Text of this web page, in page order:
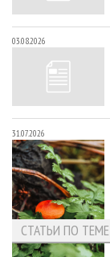
03.08.2026
31.07.2026
СТАТЬИ ПО ТЕМЕ